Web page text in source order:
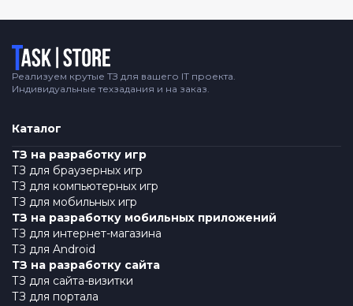
Логотип
Реализуем крутые ТЗ для вашего IT проекта.
Индивидуальные техзадания и на заказ.
Каталог
ТЗ на разработку игр
ТЗ для браузерных игр
ТЗ для компьютерных игр
ТЗ для мобильных игр
ТЗ на разработку мобильных приложений
ТЗ для интернет-магазина
ТЗ для Android
ТЗ на разработку сайта
ТЗ для сайта-визитки
ТЗ для портала